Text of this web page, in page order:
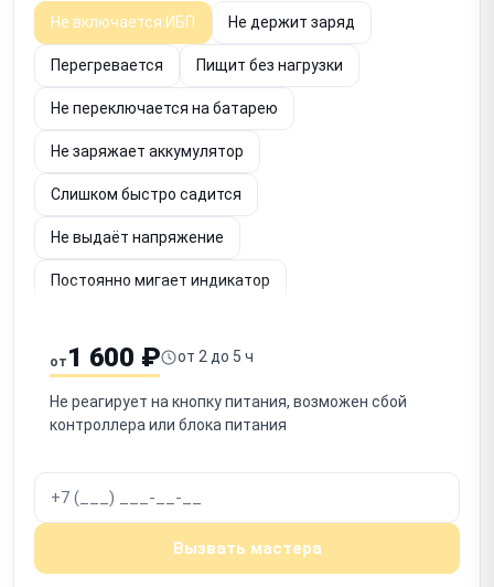
Не включается ИБП Не держит заряд
Перегревается Пищит без нагрузки
Не переключается на батарею
Не заряжает аккумулятор
Слишком быстро садится
Не выдаёт напряжение
Постоянно мигает индикатор
Срабатывает защита Запах гари
Не включается после отключения
от 1 600 ₽ от 2 до 5 ч
Не реагирует на кнопку питания, возможен сбой
контроллера или блока питания
Вызвать мастера